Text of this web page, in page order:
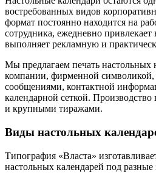
востребованных видов
формат постоянно находится на
сотрудника, ежедневно
выполняет рекламную и
Мы предлагаем печать настольных
компании, фирменной
сообщениями, контактной
календарной сеткой.
и крупными тиражами.
Виды настольных
Типография «Власта»
настольных календарей под разные